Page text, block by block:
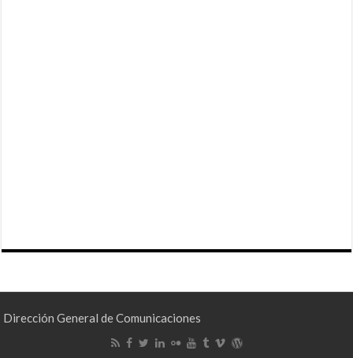
Dirección General de Comunicaciones